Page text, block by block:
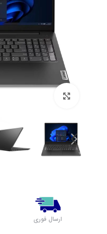
لپ تاپ لنوو (مشاهده همه)
لپ تاپ IdeaPad 3
لپ تاپ IdeaPad 5ارسال فوری